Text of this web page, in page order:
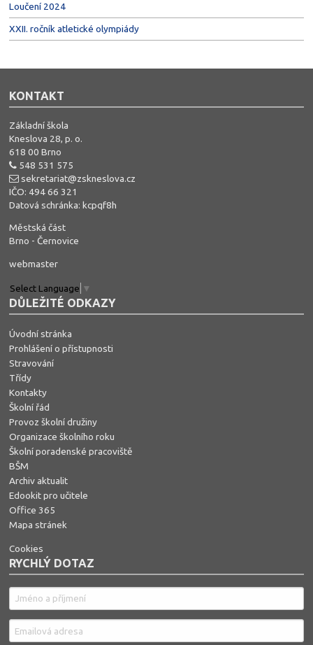
Loučení 2024
XXII. ročník atletické olympiády
KONTAKT
Základní škola
Kneslova 28, p. o.
618 00 Brno
548 531 575
sekretariat@zskneslova.cz
IČO: 494 66 321
Datová schránka: kcpqf8h
Městská část
Brno - Černovice
webmaster
Select Language ▼
DŮLEŽITÉ ODKAZY
Úvodní stránka
Prohlášení o přístupnosti
Stravování
Třídy
Kontakty
Školní řád
Provoz školní družiny
Organizace školního roku
Školní poradenské pracoviště
BŠM
Archiv aktualit
Edookit pro učitele
Office 365
Mapa stránek
Cookies
RYCHLÝ DOTAZ